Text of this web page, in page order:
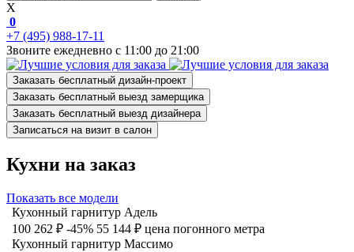
X
0
+7 (495) 988-17-11
Звоните ежедневно с 11:00 до 21:00
Заказать бесплатный дизайн-проект
Заказать бесплатный выезд замерщика
Заказать бесплатный выезд дизайнера
Записаться на визит в салон
Кухни на заказ
Показать все модели
Кухонный гарнитур Адель
100 262 ₽ -45% 55 144 ₽ цена погонного метра
Кухонный гарнитур Массимо